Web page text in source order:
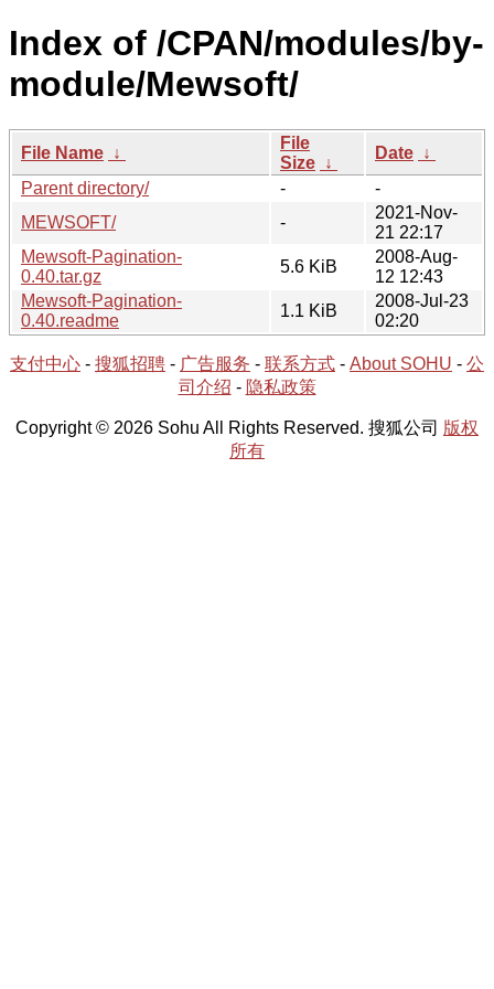
Index of /CPAN/modules/by-
module/Mewsoft/
File Name ↓
File
Size ↓
Date ↓
Parent directory/
-
-
MEWSOFT/
-
2021-Nov-
21 22:17
Mewsoft-Pagination-
0.40.tar.gz
5.6 KiB
2008-Aug-
12 12:43
Mewsoft-Pagination-
0.40.readme
1.1 KiB
2008-Jul-23
02:20
支付中心 - 搜狐招聘 - 广告服务 - 联系方式 - About SOHU - 公
司介绍 - 隐私政策
Copyright © 2026 Sohu All Rights Reserved. 搜狐公司 版权
所有